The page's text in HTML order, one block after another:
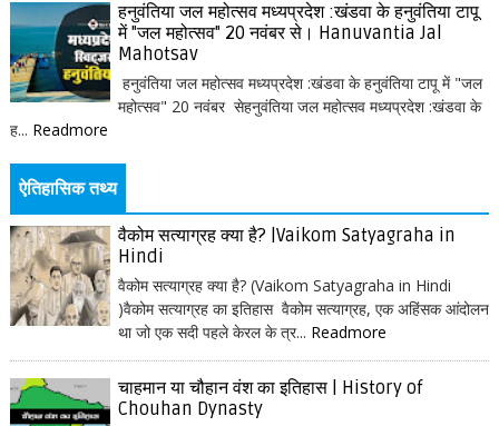
हनुवंतिया जल महोत्सव मध्यप्रदेश :खंडवा के हनुवंतिया टापू
में "जल महोत्सव" 20 नवंबर से। Hanuvantia Jal
Mahotsav
हनुवंतिया जल महोत्सव मध्यप्रदेश :खंडवा के हनुवंतिया टापू में "जल
महोत्सव" 20 नवंबर सेहनुवंतिया जल महोत्सव मध्यप्रदेश :खंडवा के
ह... Readmore
ऐतिहासिक तथ्य
वैकोम सत्याग्रह क्या है? |Vaikom Satyagraha in
Hindi
वैकोम सत्याग्रह क्या है? (Vaikom Satyagraha in Hindi
)वैकोम सत्याग्रह का इतिहास वैकोम सत्याग्रह, एक अहिंसक आंदोलन
था जो एक सदी पहले केरल के त्र... Readmore
चाहमान या चौहान वंश का इतिहास | History of
Chouhan Dynasty